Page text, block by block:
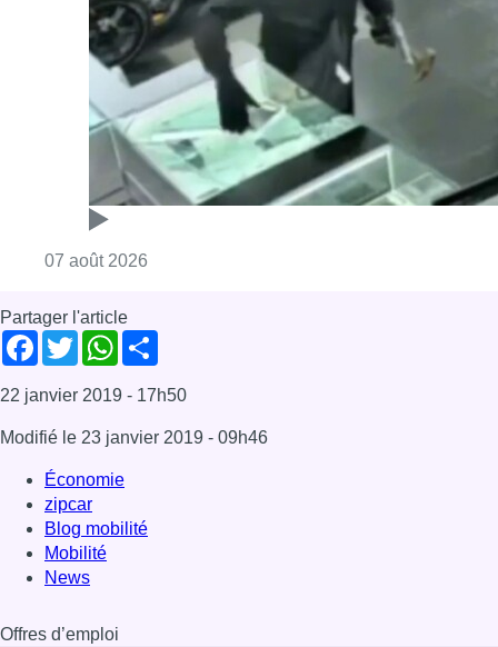
Partager l'article
Facebook
TwitterWhatsApp
Share
22 janvier 2019 - 17h50
23 janvier 2019- 09h46
Économie
zipcar
Blog mobilité
Mobilité
Offres d’emploi